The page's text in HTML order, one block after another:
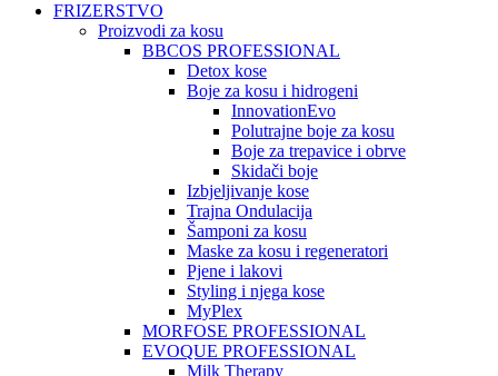
FRIZERSTVO
Proizvodi za kosu
BBCOS PROFESSIONAL
Detox kose
Boje za kosu i hidrogeni
InnovationEvo
Polutrajne boje za kosu
Boje za trepavice i obrve
Skidači boje
Izbjeljivanje kose
Trajna Ondulacija
Šamponi za kosu
Maske za kosu i regeneratori
Pjene i lakovi
Styling i njega kose
MyPlex
MORFOSE PROFESSIONAL
EVOQUE PROFESSIONAL
Milk Therapy